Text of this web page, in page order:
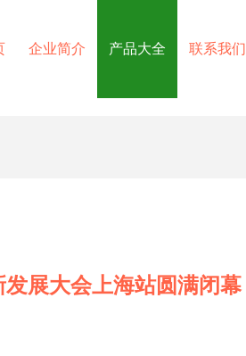
企业简介 产品大全 联系我们
展大会上海站圆满闭幕